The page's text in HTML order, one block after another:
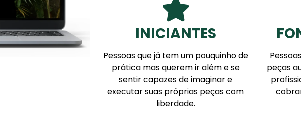
INICIANTES
Pessoas que já tem um pouquinho de
prática mas querem ir além e se
sentir capazes de imaginar e
executar suas próprias peças com
liberdade.
peças